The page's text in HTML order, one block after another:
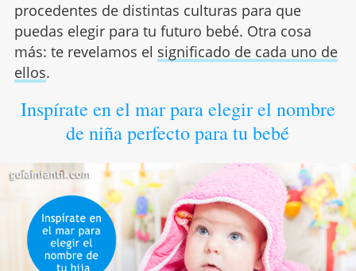
procedentes de distintas culturas para que
puedas elegir para tu futuro bebé. Otra cosa
más: te revelamos el significado de cada uno de
ellos.
Inspírate en el mar para elegir el nombre
de niña perfecto para tu bebé